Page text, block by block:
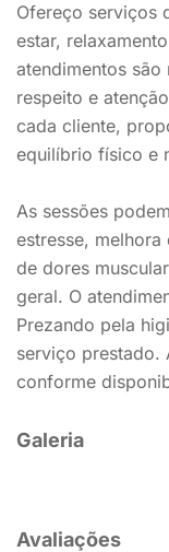
Ofereço serviços
estar,
atendimentos
respeito e
cada cliente,
equilíbrio físico e
As sessões
estresse,
de dores
geral. O
Prezando pela
serviço prestado.
conforme
Galeria
Avaliações